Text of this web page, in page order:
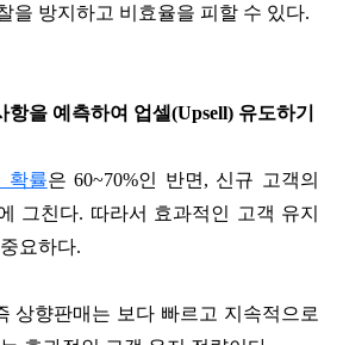
을 방지하고 비효율을 피할 수 있다.
을 예측하여 업셀(Upsell) 유도하기
확률은 60~70%인 반면, 신규 고객의
그친다. 따라서 효과적인 고객 유지
요하다.
상향판매는 보다 빠르고 지속적으로